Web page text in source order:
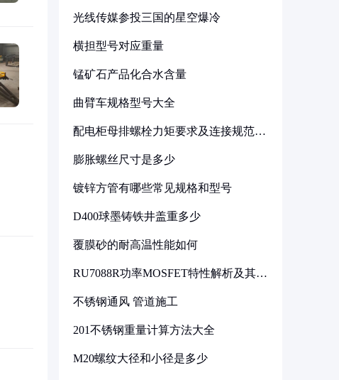
光线传媒参投三国的星空爆冷
横担型号对应重量
锰矿石产品化合水含量
曲臂车规格型号大全
配电柜母排螺栓力矩要求及连接规范详
膨胀螺丝尺寸是多少
镀锌方管有哪些常见规格和型号
D400球墨铸铁井盖重多少
覆膜砂的耐高温性能如何
RU7088R功率MOSFET特性解析及其在
不锈钢通风 管道施工
201不锈钢重量计算方法大全
M20螺纹大径和小径是多少